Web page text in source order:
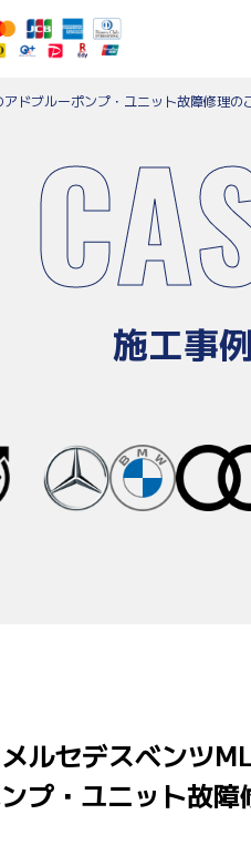
ドブルーポンプ・ユニット故障修理の
施工事例
ルセデスベンツ
プ・ユニット故障